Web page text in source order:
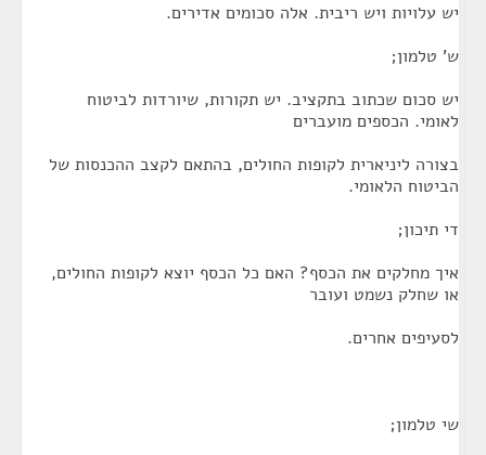
יש עלויות ויש ריבית. אלה סכומים אדירים.
ש' טלמון;
יש סכום שכתוב בתקציב. יש תקורות, שיורדות לביטוח
לאומי. הכספים מועברים
בצורה ליניארית לקופות החולים, בהתאם לקצב ההכנסות של
הביטוח הלאומי.
די תיכון;
איך מחלקים את הכסף? האם כל הכסף יוצא לקופות החולים,
או שחלק נשמט ועובר
לסעיפים אחרים.
שי טלמון;